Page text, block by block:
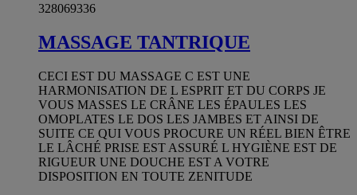
328069336
MASSAGE TANTRIQUE
CECI EST DU MASSAGE C EST UNE
HARMONISATION DE L ESPRIT ET DU CORPS JE
VOUS MASSES LE CRÂNE LES ÉPAULES LES
OMOPLATES LE DOS LES JAMBES ET AINSI DE
SUITE CE QUI VOUS PROCURE UN RÉEL BIEN ÊTRE
LE LÂCHÉ PRISE EST ASSURÉ L HYGIÈNE EST DE
RIGUEUR UNE DOUCHE EST A VOTRE
DISPOSITION EN TOUTE ZENITUDE